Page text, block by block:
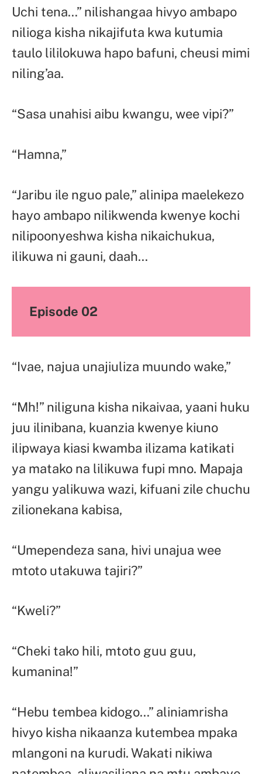
Uchi tena…” nilishangaa hivyo ambapo
nilioga kisha nikajifuta kwa kutumia
taulo lililokuwa hapo bafuni, cheusi mimi
niling’aa.
“Sasa unahisi aibu kwangu, wee vipi?”
“Hamna,”
“Jaribu ile nguo pale,” alinipa maelekezo
hayo ambapo nilikwenda kwenye kochi
nilipoonyeshwa kisha nikaichukua,
ilikuwa ni gauni, daah…
Episode 02
“Ivae, najua unajiuliza muundo wake,”
“Mh!” niliguna kisha nikaivaa, yaani huku
juu ilinibana, kuanzia kwenye kiuno
ilipwaya kiasi kwamba ilizama katikati
ya matako na lilikuwa fupi mno. Mapaja
yangu yalikuwa wazi, kifuani zile chuchu
zilionekana kabisa,
“Umependeza sana, hivi unajua wee
mtoto utakuwa tajiri?”
“Kweli?”
“Cheki tako hili, mtoto guu guu,
kumanina!”
“Hebu tembea kidogo…” aliniamrisha
hivyo kisha nikaanza kutembea mpaka
mlangoni na kurudi. Wakati nikiwa